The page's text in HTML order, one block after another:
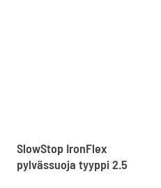
SlowStop IronFlex
pylvässuoja tyyppi 2.5